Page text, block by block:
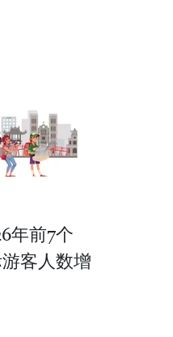
年前7个
客人数增